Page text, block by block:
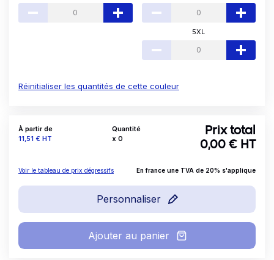
5XL
Réinitialiser les quantités de cette couleur
À partir de
Prix
11,51 € HT
Quantité
x 0
Prix total
0,00 € HT
Voir le tableau de prix dégressifs En france une TVA de 20% s'applique
Personnaliser
Ajouter au panier